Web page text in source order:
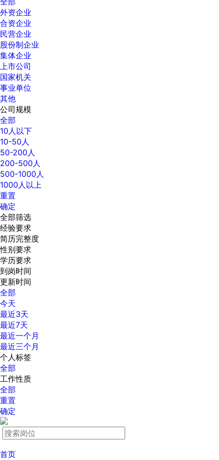
外资企业
合资企业
民营企业
股份制企业
集体企业
上市公司
国家机关
事业单位
其他
公司规模
全部
10人以下
10-50人
50-200人
200-500人
500-1000人
1000人以上
重置
确定
全部筛选
经验要求
简历完整度
性别要求
学历要求
到岗时间
更新时间
全部
今天
最近3天
最近7天
最近一个月
最近三个月
个人标签
全部
工作性质
全部
重置
确定
首页